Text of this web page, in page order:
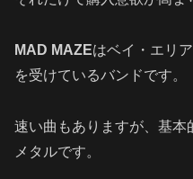
MAD MAZEはベイ・エリ
を受けているバンドです。
速い曲もありますが、基本
メタルです。